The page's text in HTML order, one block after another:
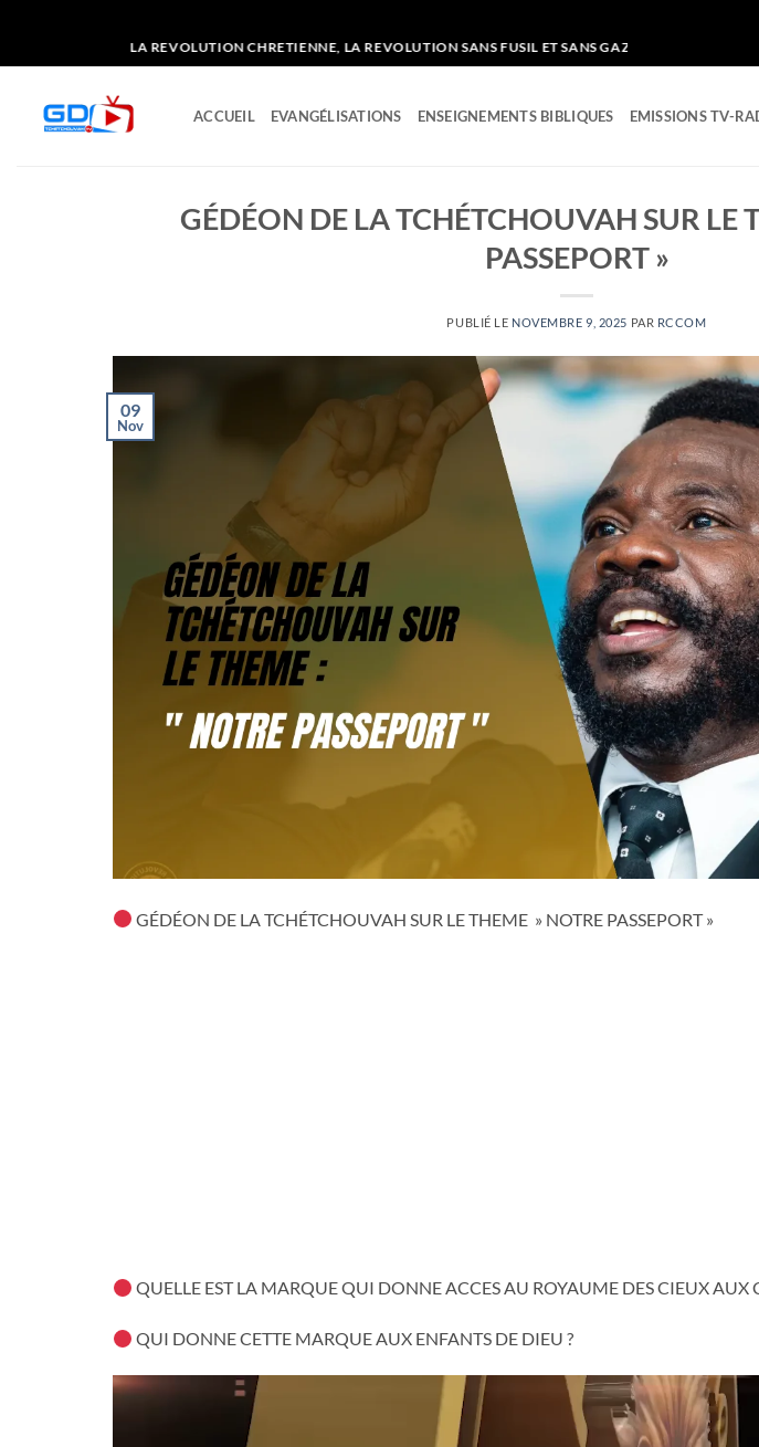
au
contenu
LA REVOLUTION CHRETIENNE, LA REVOLUTION SANS FUSIL ET SANS GAZ LACRYMOGENE
ACCUEIL EVANGÉLISATIONS ENSEIGNEMENTS BIBLIQUES EMISSIONS TV-
GÉDÉON DE LA TCHÉTCHOUVAH SUR LE
PASSEPORT »
PUBLIÉ LE NOVEMBRE 9, 2025 PAR RCCOM
09
Nov
GÉDÉON DE LA TCHÉTCHOUVAH SUR LE THEME » NOTRE PASSEPORT »
QUELLE EST LA MARQUE QUI DONNE ACCES AU ROYAUME DES CIEUX AUX
QUI DONNE CETTE MARQUE AUX ENFANTS DE DIEU ?